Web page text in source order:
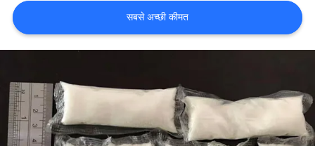
मांगें
PRIVACY
POLICY
सबसे अच्छी कीमत